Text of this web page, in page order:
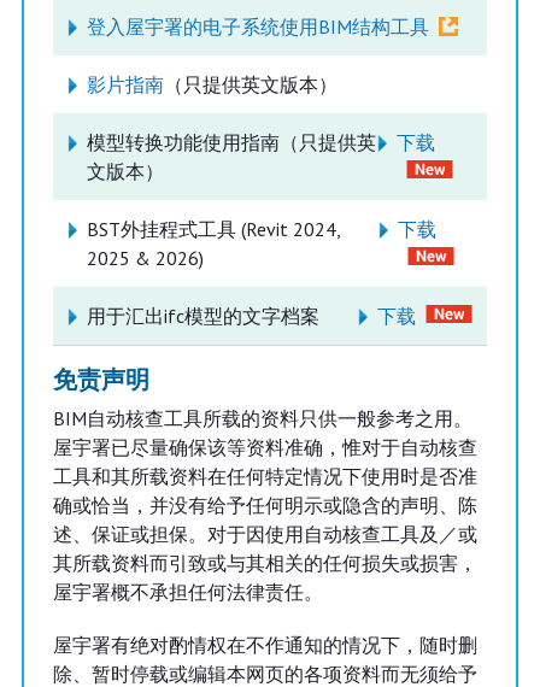
登入屋宇署的电子系统使用BIM结构工具
影片指南（只提供英文版本）
模型转换功能使用指南（只提供英
文版本）
下载
BST外挂程式工具 (Revit 2024,
2025 & 2026)
下载
用于汇出ifc模型的文字档案 下载
免责声明
BIM自动核查工具所载的资料只供一般参考之用。
屋宇署已尽量确保该等资料准确，惟对于自动核查
工具和其所载资料在任何特定情况下使用时是否准
确或恰当，并没有给予任何明示或隐含的声明、陈
述、保证或担保。对于因使用自动核查工具及／或
其所载资料而引致或与其相关的任何损失或损害，
屋宇署概不承担任何法律责任。
屋宇署有绝对酌情权在不作通知的情况下，随时删
除、暂时停载或编辑本网页的各项资料而无须给予